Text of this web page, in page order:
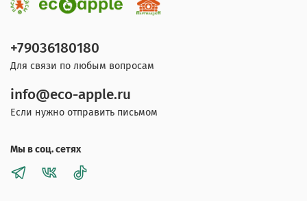
+79036180180
Для связи по любым вопросам
info@eco-apple.ru
Если нужно отправить письмом
Мы в соц. сетях